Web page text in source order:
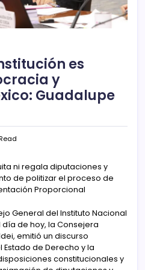
es
y
Guadalupe
ni regala diputaciones y
de politizar el proceso de
Proporcional
General del Instituto Nacional
día de hoy, la Consejera
emitió un discurso
de Derecho y la
constitucionales y